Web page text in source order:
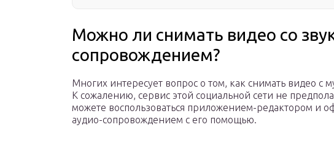
Можно ли снимать видео со
сопровождением?
Многих интересует вопрос о том, как снимать видео с
К сожалению, сервис этой социальной сети не
можете воспользоваться приложением-редактором и
аудио-сопровождением с его помощью.